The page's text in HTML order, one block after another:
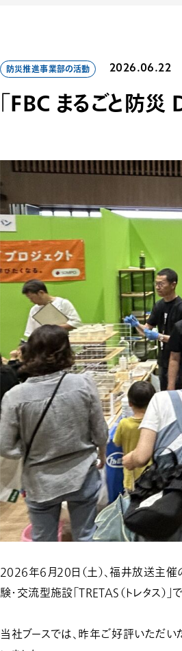
防災推進事業部の活動 2026.06.22
「FBC まるごと防災
2026年6月20日（土）、福井放送主催
験・交流型施設「TRETAS（トレタス）
当社ブースでは、昨年ご好評いただ